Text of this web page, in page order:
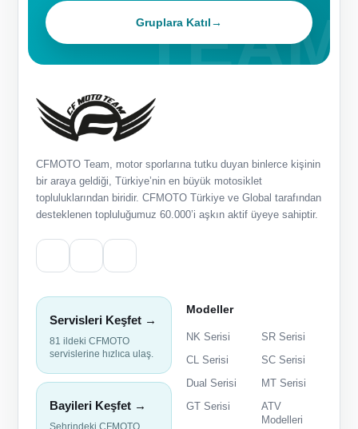
Gruplara Katıl→
CFMOTO Team, motor sporlarına tutku duyan binlerce kişinin
bir araya geldiği, Türkiye’nin en büyük motosiklet
topluluklarından biridir. CFMOTO Türkiye ve Global tarafından
desteklenen topluluğumuz 60.000’i aşkın aktif üyeye sahiptir.
Servisleri Keşfet →
81 ildeki CFMOTO
servislerine hızlıca ulaş.
Bayileri Keşfet →
Modeller
NK Serisi
SR Serisi
CL Serisi
SC Serisi
Dual Serisi
MT Serisi
GT Serisi
ATV
Modelleri